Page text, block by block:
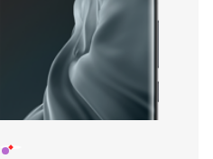
Læs